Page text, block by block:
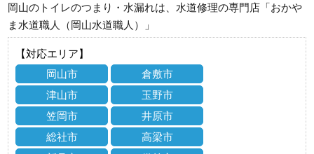
岡山のトイレのつまり・水漏れは、水道修理の専門店「おかや
ま水道職人（岡山水道職人）」
【対応エリア】
岡山市
倉敷市
津山市
玉野市
笠岡市
井原市
総社市
高梁市